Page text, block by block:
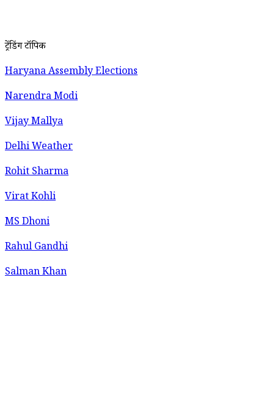
ट्रेंडिंग टॉपिक
Haryana Assembly Elections
Narendra Modi
Vijay Mallya
Delhi Weather
Rohit Sharma
Virat Kohli
MS Dhoni
Rahul Gandhi
Salman Khan